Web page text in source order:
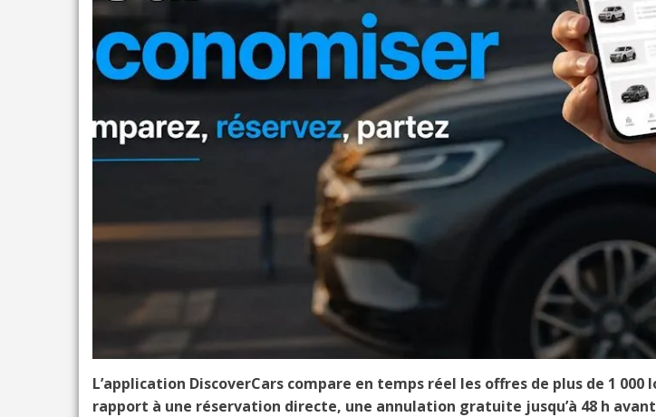
L’application DiscoverCars compare en temps réel les offres de plus de 1
rapport à une réservation directe, une annulation gratuite jusqu’à 48 h